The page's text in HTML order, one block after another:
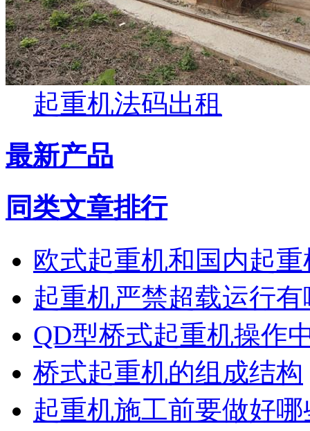
起重机法码出租
最新产品
同类文章排行
欧式起重机和国内起
起重机严禁超载运行
QD型桥式起重机操作
桥式起重机的组成结构
起重机施工前要做好